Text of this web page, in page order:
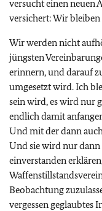
versucht einen neuen
versichert: Wir
Wir werden nicht
jüngsten
erinnern, und darauf
umgesetzt wird. Ich
sein wird, es wird nur
endlich damit
Und mit der dann
Und sie wird nur
einverstanden
Beobachtung
vergessen geglaubtes